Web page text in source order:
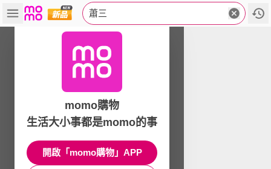
蕭三
momo購物
生活大小事都是momo的事
開啟「momo購物」APP